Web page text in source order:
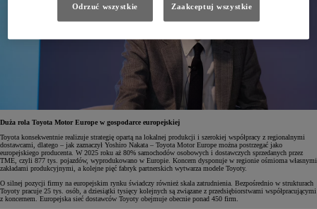
Duża rola Toyota Motor Europe w gospodarce europejskiej
Toyota konsekwentnie realizuje strategię opartą na lokalnej produkcji i szerokiej współpracy z regionalnymi
dostawcami, dlatego – jak zaznaczył Yoshiro Nakata – Toyota Motor Europe można postrzegać jako
europejskiego producenta. W 2025 roku aż 80% samochodów osobowych i dostawczych sprzedanych przez
TME, czyli 877 tys. pojazdów, wyprodukowano w Europie. Koncern dysponuje w regionie ośmioma własnymi
zakładami produkcyjnymi, a kolejne pięć fabryk partnerskich wytwarza modele Toyoty.
O silnej pozycji firmy na europejskim rynku świadczy również skala zatrudnienia. Bezpośrednio w strukturach
Toyoty pracuje 25 tys. osób, a dziesiątki tysięcy kolejnych są związane z przedsiębiorstwami współpracującymi
z koncernem. Europejska sieć dostawców Toyoty obejmuje obecnie ponad 450 firm.
Odrzuć wszystkie Zaakceptuj wszystkie